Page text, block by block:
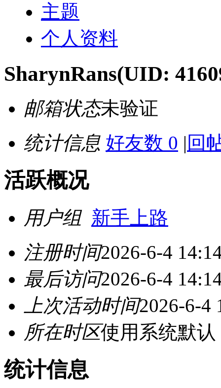
主题
个人资料
SharynRans(UID:
邮箱状态未验证
统计信息 好友数 0 | 回
活跃概况
用户组 新手上路
注册时间2026-6-4
最后访问2026-6-4
上次活动时间2026-6-4
所在时区使用系统默认
统计信息